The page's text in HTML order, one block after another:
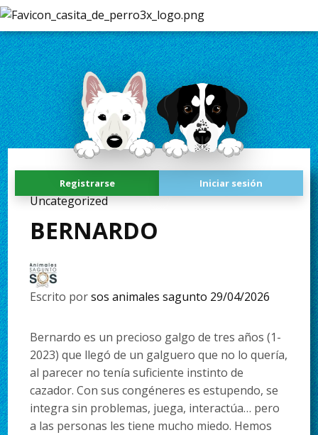
Registrarse Iniciar sesión
Uncategorized
BERNARDO
Escrito porsos animales sagunto 29/04/2026
Bernardo es un precioso galgo de tres años (1-
2023) que llegó de un galguero que no lo quería,
al parecer no tenía suficiente instinto de
cazador. Con sus congéneres es estupendo, se
integra sin problemas, juega, interactúa… pero
a las personas les tiene mucho miedo. Hemos